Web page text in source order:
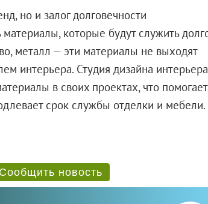
но и залог долговечности
которые будут служить
металл — эти материалы не выходят
интерьера. Студия дизайна интерьера
в своих проектах, что помогает
срок службы отделки и мебели.
Сообщить новость